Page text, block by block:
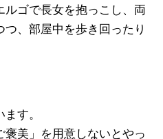
ゴで長女を抱っこし、両
、部屋中を歩き回ったり
す。
美」を用意しないとやっ